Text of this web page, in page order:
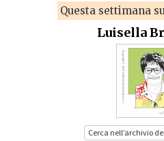
Questa settimana
Luisella
Cerca nell’archivio